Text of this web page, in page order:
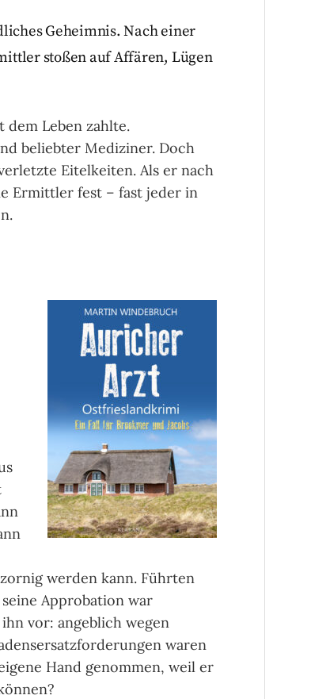
Geheimnis. Nach einer
stoßen auf Affären, Lügen
Leben zahlte.
beliebter Mediziner. Doch
Eitelkeiten. Als er nach
Ermittler fest – fast jeder in
werden kann. Führten
Approbation war
vor: angeblich wegen
waren
Hand genommen, weil er